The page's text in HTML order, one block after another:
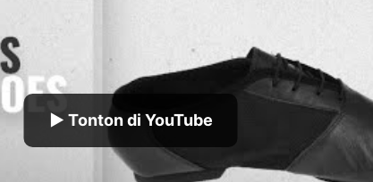
▶ Tonton di YouTube